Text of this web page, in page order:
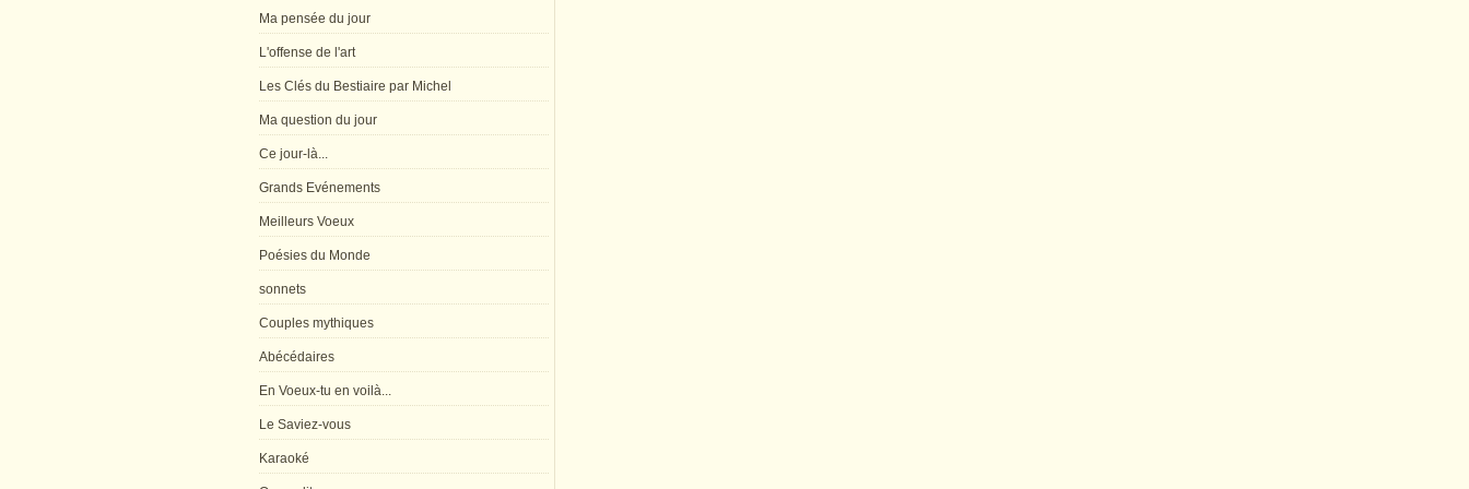
Ma pensée du jour
L'offense de l'art
Les Clés du Bestiaire par Michel
Ma question du jour
Ce jour-là...
Grands Evénements
Meilleurs Voeux
Poésies du Monde
sonnets
Couples mythiques
Abécédaires
En Voeux-tu en voilà...
Le Saviez-vous
Karaoké